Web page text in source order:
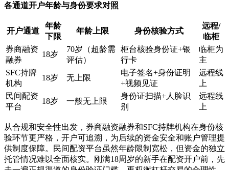
各通道开户年龄与身份要求对照
开户通道
年龄
下限
年龄上限 身份核验方式
远程/
临柜
券商融资
融券
18岁
70岁（超龄需
评估）
柜台核验身份证+银
行卡
临柜为
主
SFC持牌
机构
18岁 无上限
电子签名+身份证明
+视频见证
远程线
上
民间配资
平台
18岁 一般无上限
身份证扫描+人脸识
别
远程线
上
从合规和安全性出发，券商融资融券和SFC持牌机构在身份核
验环节更严格，开户可追溯，为后续的资金安全和账户管理提
供制度保障。民间配资平台虽然年龄限制宽松，但资金的独立
托管情况难以全面核实。刚满18周岁的新手在配资开户前，先